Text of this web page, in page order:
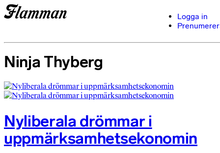
Logga in
Ninja Thyberg
Nyliberala drömmar i
uppmärksamhetsekonomin